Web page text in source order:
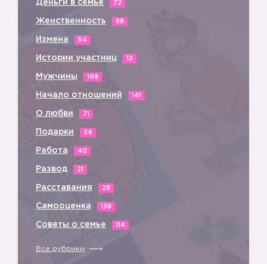
Деньги в семье 72
Женственность 88
Измена 54
Истории участниц 12
Мужчины 198
Начало отношений 141
О любви 71
Подарки 34
Работа 40
Развод 21
Расставания 28
Самооценка 138
Советы о семье 114
Все рубрики